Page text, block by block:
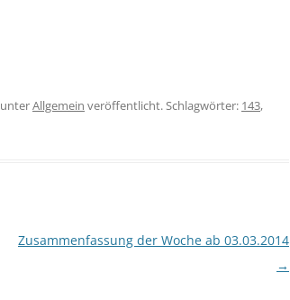
unterAllgemein veröffentlicht. Schlagwörter: 143,
Zusammenfassung der Woche ab 03.03.2014
→